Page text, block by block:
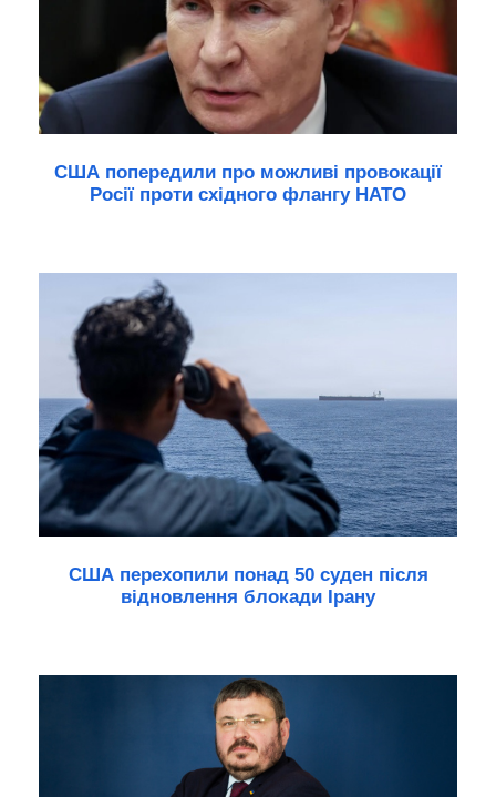
США попередили про можливі провокації
Росії проти східного флангу НАТО
США перехопили понад 50 суден після
відновлення блокади Ірану